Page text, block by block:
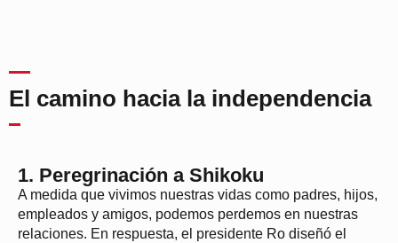
El camino hacia la independencia
1. Peregrinación a Shikoku
A medida que vivimos nuestras vidas como padres, hijos,
empleados y amigos, podemos perdemos en nuestras
relaciones. En respuesta, el presidente Ro diseñó el